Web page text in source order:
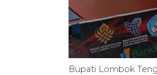
Bupati Lombok